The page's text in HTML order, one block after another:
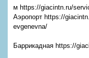
м https://giacintn.ru/
Аэропорт https://
evgenevna/
Баррикадная https://